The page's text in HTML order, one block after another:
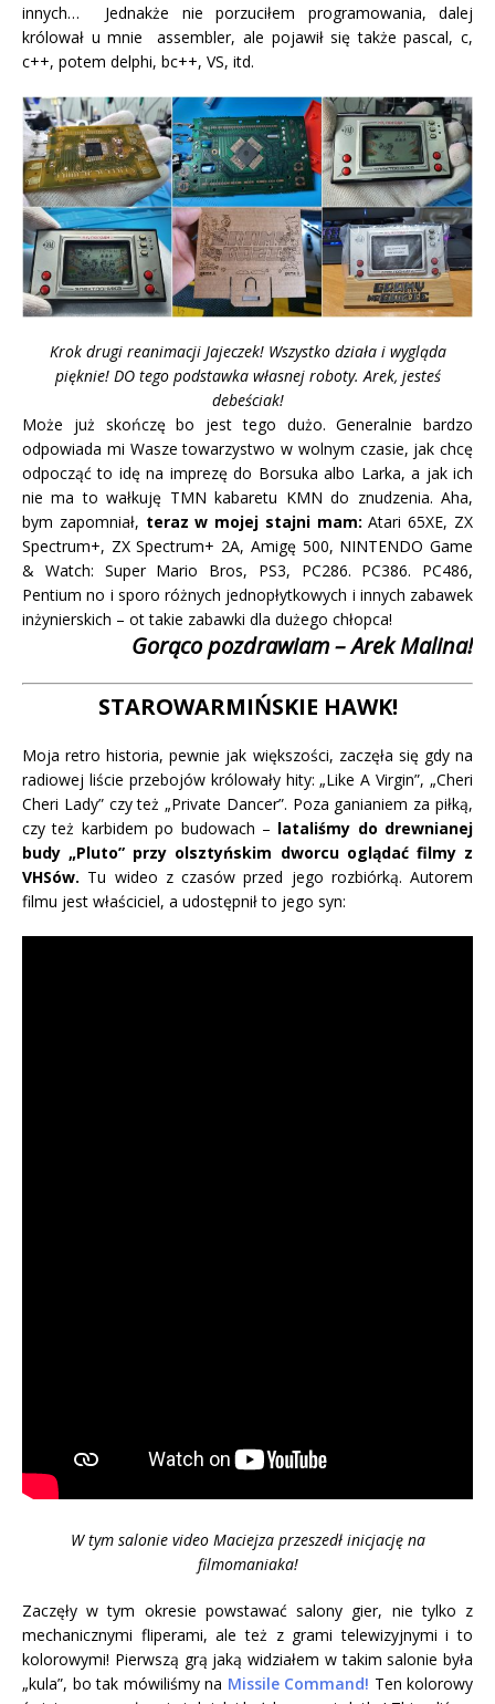
innych… Jednakże nie porzuciłem programowania, dalej
królował u mnie assembler, ale pojawił się także pascal, c,
c++, potem delphi, bc++, VS, itd.
Krok drugi reanimacji Jajeczek! Wszystko działa i wygląda
pięknie! DO tego podstawka własnej roboty. Arek, jesteś
debeściak!
Może już skończę bo jest tego dużo. Generalnie bardzo
odpowiada mi Wasze towarzystwo w wolnym czasie, jak chcę
odpocząć to idę na imprezę do Borsuka albo Larka, a jak ich
nie ma to wałkuję TMN kabaretu KMN do znudzenia. Aha,
bym zapomniał, teraz w mojej stajni mam: Atari 65XE, ZX
Spectrum+, ZX Spectrum+ 2A, Amigę 500, NINTENDO Game
& Watch: Super Mario Bros, PS3, PC286. PC386. PC486,
Pentium no i sporo różnych jednopłytkowych i innych zabawek
inżynierskich – ot takie zabawki dla dużego chłopca!
Gorąco pozdrawiam – Arek Malina!
STAROWARMIŃSKIE HAWK!
Moja retro historia, pewnie jak większości, zaczęła się gdy na
radiowej liście przebojów królowały hity: „Like A Virgin”, „Cheri
Cheri Lady” czy też „Private Dancer”. Poza ganianiem za piłką,
czy też karbidem po budowach – lataliśmy do drewnianej
budy „Pluto” przy olsztyńskim dworcu oglądać filmy z
VHSów. Tu wideo z czasów przed jego rozbiórką. Autorem
filmu jest właściciel, a udostępnił to jego syn:
W tym salonie video Maciejza przeszedł inicjację na
filmomaniaka!
Zaczęły w tym okresie powstawać salony gier, nie tylko z
mechanicznymi fliperami, ale też z grami telewizyjnymi i to
kolorowymi! Pierwszą grą jaką widziałem w takim salonie była
„kula”, bo tak mówiliśmy na Missile Command! Ten kolorowy